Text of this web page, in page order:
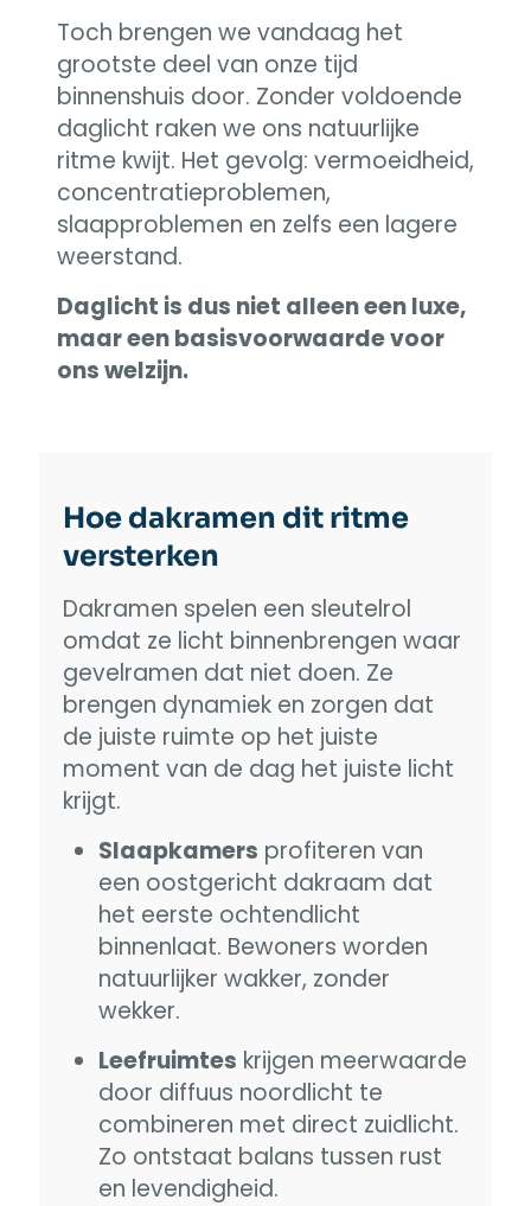
Toch brengen we vandaag het
grootste deel van onze tijd
binnenshuis door. Zonder voldoende
daglicht raken we ons natuurlijke
ritme kwijt. Het gevolg: vermoeidheid,
concentratieproblemen,
slaapproblemen en zelfs een lagere
weerstand.
Daglicht is dus niet alleen een luxe,
maar een basisvoorwaarde voor
ons welzijn.
Hoe dakramen dit ritme
versterken
Dakramen spelen een sleutelrol
omdat ze licht binnenbrengen waar
gevelramen dat niet doen. Ze
brengen dynamiek en zorgen dat
de juiste ruimte op het juiste
moment van de dag het juiste licht
krijgt.
Slaapkamers profiteren van
een oostgericht dakraam dat
het eerste ochtendlicht
binnenlaat. Bewoners worden
natuurlijker wakker, zonder
wekker.
Leefruimtes krijgen meerwaarde
door diffuus noordlicht te
combineren met direct zuidlicht.
Zo ontstaat balans tussen rust
en levendigheid.